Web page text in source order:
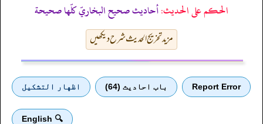
الحكم على الحديث:أحاديث صحيح البخاريّ كلّها صحيحة
مزید تخریج الحدیث شرح دیکھیں
Report Error باب احادیث (64) اظهار التشكيل
🔍 English